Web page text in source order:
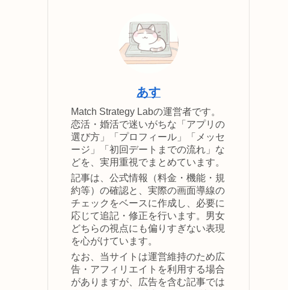
あす
Match Strategy Labの運営者です。
恋活・婚活で迷いがちな「アプリの
選び方」「プロフィール」「メッセ
ージ」「初回デートまでの流れ」な
どを、実用重視でまとめています。
記事は、公式情報（料金・機能・規
約等）の確認と、実際の画面導線の
チェックをベースに作成し、必要に
応じて追記・修正を行います。男女
どちらの視点にも偏りすぎない表現
を心がけています。
なお、当サイトは運営維持のため広
告・アフィリエイトを利用する場合
がありますが、広告を含む記事では